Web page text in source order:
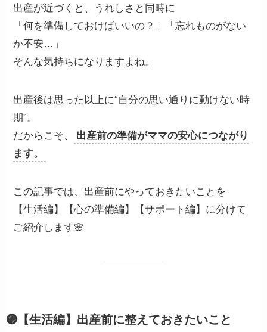
出産が近づくと、うれしさと同時に
「何を準備しておけばいいの？」「忘れものがない
か不安…」
そんな気持ちになりますよね。
出産後は思った以上に“自分の思い通りに動けない時
期”。
だからこそ、
出産前の準備がママの安心につながり
ます。
この記事では、出産前にやっておきたいことを
【生活編】【心の準備編】【サポート編】に分けて
ご紹介します🌸
🟣【生活編】出産前に整えておきたいこと